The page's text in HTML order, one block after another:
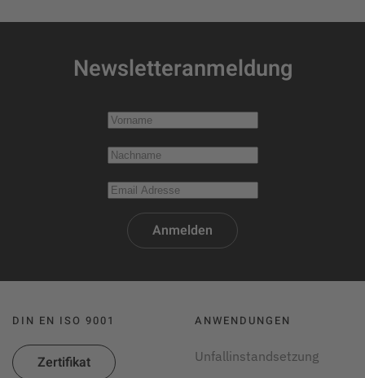
Newsletteranmeldung
Anmelden
DIN EN ISO 9001
Zertifikat
ANWENDUNGEN
Unfallinstandsetzung